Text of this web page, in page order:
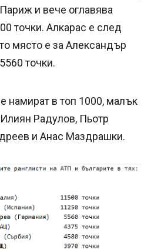
и вече оглавява
точки. Алкарас е след
място е за Александър
точки.
намират в топ 1000, малък
Радулов, Пьотр
и Анас Маздрашки.